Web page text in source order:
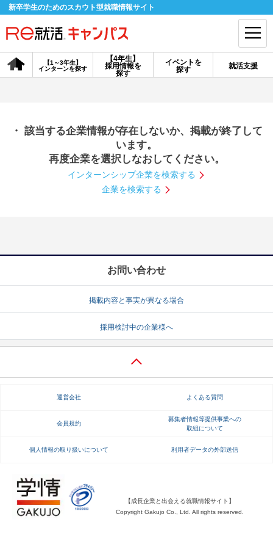
新卒学生のためのスカウト型就職情報サイト
【4年生】
採用情報を
探す
【1～3年生】
インターンを探す
イベントを
探す
就活支援
会員登録 ログイン
探す
【4年生】
説明会を探す
インターンを探す
就活ノウハウ・サポート
就活支援
就活ノウハウが満載！ お役立ち記事・相談室など
適職診断 就活チャンネル
・ 該当する企業情報が存在しないか、掲載が終了して
います。
再度企業を選択しなおしてください。
インターンシップ企業を検索する
企業を検索する
お問い合わせ
掲載内容と事実が異なる場合
採用検討中の企業様へ
運営会社 よくある質問
会員規約
募集者情報等提供事業への
取組について
個人情報の取り扱いについて 利用者データの外部送信
【成長企業と出会える就職情報サイト】
Copyright Gakujo Co., Ltd. All rights reserved.